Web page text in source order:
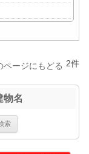
2件
ページにもどる
物名